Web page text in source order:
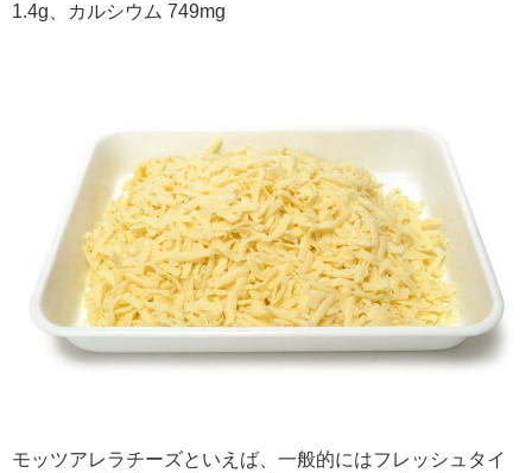
1.4g、カルシウム 749mg
モッツアレラチーズといえば、一般的にはフレッシュタイ